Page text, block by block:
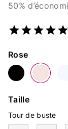
50%
Couleur
Rose
Taille
Tour de buste